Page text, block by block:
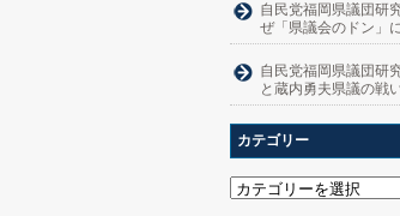
自民党福岡県議団研
ぜ「県議会のドン」
自民党福岡県議団研
と蔵内勇夫県議の戦
カテゴリー